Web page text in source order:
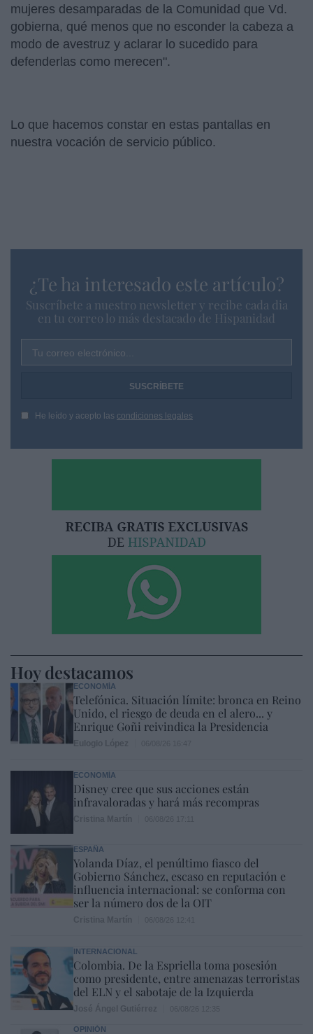
mujeres desamparadas de la Comunidad que Vd.
gobierna, qué menos que no esconder la cabeza a
modo de avestruz y aclarar lo sucedido para
defenderlas como merecen".
Lo que hacemos constar en estas pantallas en
nuestra vocación de servicio público.
¿Te ha interesado este artículo?
Suscríbete a nuestro newsletter y recibe cada dia
en tu correo lo más destacado de Hispanidad
Tu correo electrónico...
He leído y acepto las condiciones legales
Hoy destacamos
ECONOMÍA
Telefónica. Situación límite: bronca en Reino
Unido, el riesgo de deuda en el alero... y
Enrique Goñi reivindica la Presidencia
ECONOMÍA
Disney cree que sus acciones están
infravaloradas y hará más recompras
ESPAÑA
Yolanda Díaz, el penúltimo fiasco del
Gobierno Sánchez, escaso en reputación e
influencia internacional: se conforma con
ser la número dos de la OIT
INTERNACIONAL
Colombia. De la Espriella toma posesión
como presidente, entre amenazas terroristas
del ELN y el sabotaje de la Izquierda
OPINIÓN